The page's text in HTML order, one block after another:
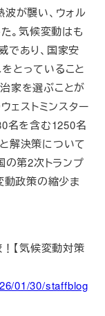
が襲い、ウォル
。気候変動はも
であり、国家安
とっていること
家を選ぶことが
ェストミンスター
名を含む1250名
解決策について
の第2次トランプ
動政策の縮少ま
【気候変動対策
01/30/staffblog